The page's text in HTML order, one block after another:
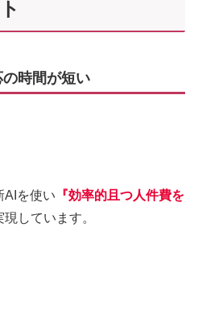
時間が短い
AIを使い 『効率的且つ人件費を
現しています。